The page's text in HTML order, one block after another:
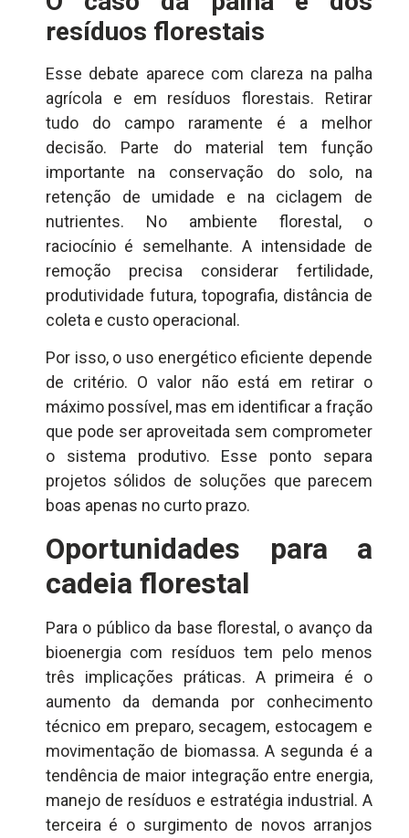
resíduos florestais
Esse debate aparece com clareza na palha
agrícola e em resíduos florestais. Retirar
tudo do campo raramente é a melhor
decisão. Parte do material tem função
importante na conservação do solo, na
retenção de umidade e na ciclagem de
nutrientes. No ambiente florestal, o
raciocínio é semelhante. A intensidade de
remoção precisa considerar fertilidade,
produtividade futura, topografia, distância de
coleta e custo operacional.
Por isso, o uso energético eficiente depende
de critério. O valor não está em retirar o
máximo possível, mas em identificar a fração
que pode ser aproveitada sem comprometer
o sistema produtivo. Esse ponto separa
projetos sólidos de soluções que parecem
boas apenas no curto prazo.
Oportunidades para a
cadeia florestal
Para o público da base florestal, o avanço da
bioenergia com resíduos tem pelo menos
três implicações práticas. A primeira é o
aumento da demanda por conhecimento
técnico em preparo, secagem, estocagem e
movimentação de biomassa. A segunda é a
tendência de maior integração entre energia,
manejo de resíduos e estratégia industrial. A
terceira é o surgimento de novos arranjos